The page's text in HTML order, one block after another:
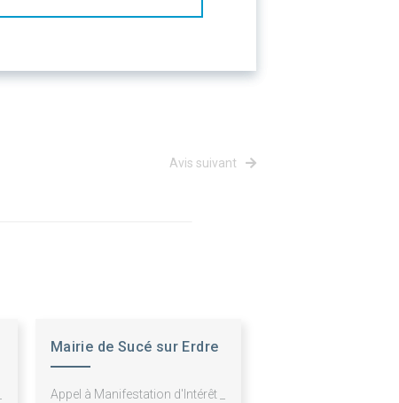
Avis suivant
Mairie de Sucé sur Erdre
Appel à Manifestation d'Intérêt _